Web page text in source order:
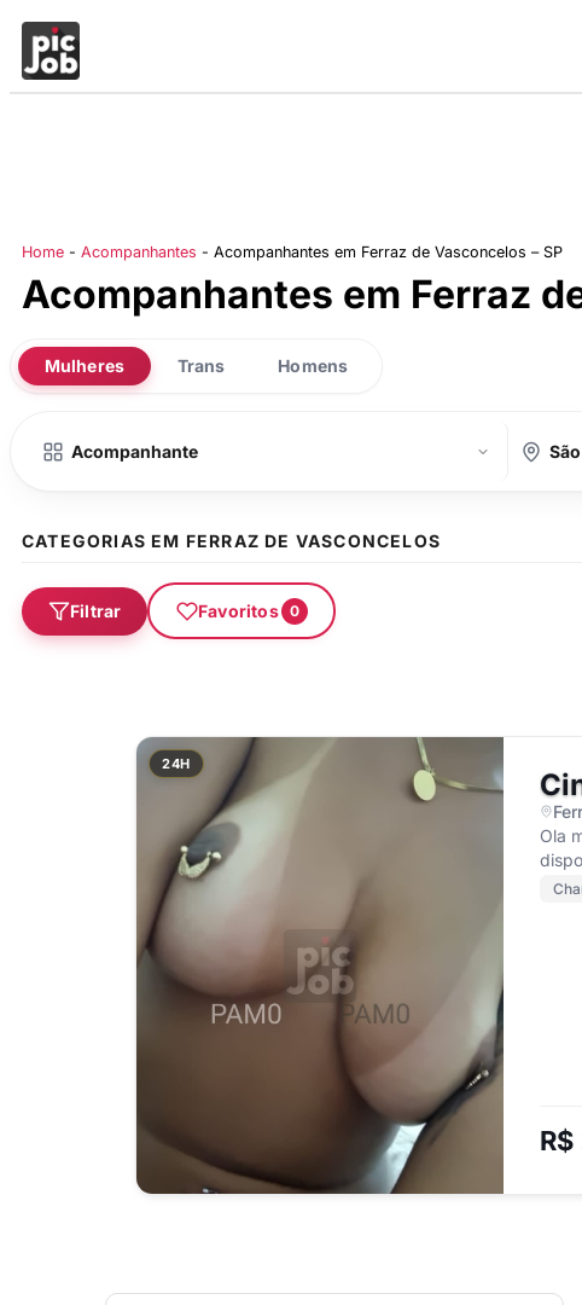
Home - Acompanhantes - Acompanhantes em Ferraz de Vasconcelos – SP
Acompanhantes em Ferraz
Mulheres Trans Homens
CATEGORIAS EM FERRAZ DE VASCONCELOS
Filtrar Favoritos 0
24H
Ola me